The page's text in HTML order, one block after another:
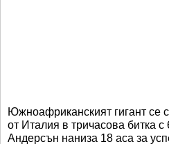
Южноафриканският гигант се
от Италия в тричасова битка с
Андерсън наниза 18 аса за